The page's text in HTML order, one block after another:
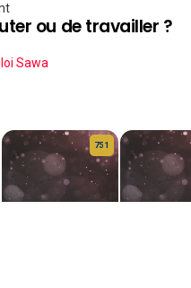
ou de travailler ?
Sawa
75 1